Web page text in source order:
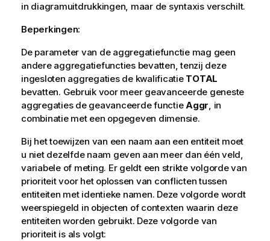
in diagramuitdrukkingen, maar de syntaxis verschilt.
Beperkingen:
De parameter van de aggregatiefunctie mag geen
andere aggregatiefuncties bevatten, tenzij deze
ingesloten aggregaties de kwalificatie TOTAL
bevatten. Gebruik voor meer geavanceerde geneste
aggregaties de geavanceerde functieAggr, in
combinatie met een opgegeven dimensie.
Bij het toewijzen van een naam aan een entiteit moet
u niet dezelfde naam geven aan meer dan één veld,
variabele of meting. Er geldt een strikte volgorde van
prioriteit voor het oplossen van conflicten tussen
entiteiten met identieke namen. Deze volgorde wordt
weerspiegeld in objecten of contexten waarin deze
entiteiten worden gebruikt. Deze volgorde van
prioriteit is als volgt: